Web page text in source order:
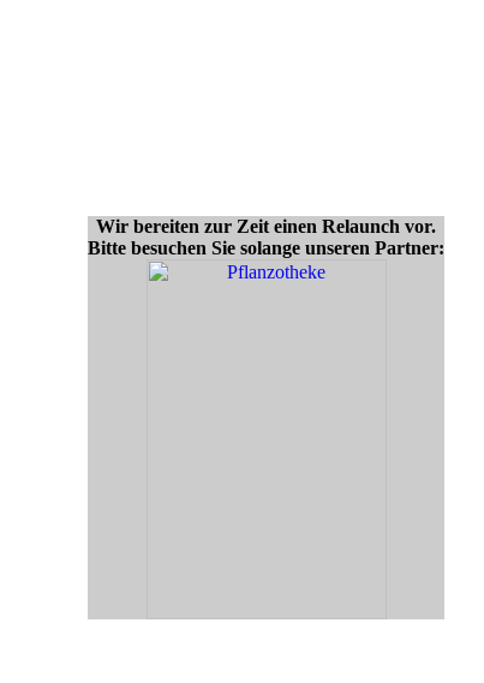
Wir bereiten zur Zeit einen Relaunch vor.
Bitte besuchen Sie solange unseren Partner: